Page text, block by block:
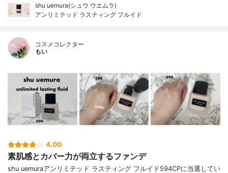
shu uemura(シュウ ウエムラ)
アンリミテッド ラスティング フルイド
コスメコレクター
もい
4.00
素肌感とカバー力が両立するファンデ
shu uemuraアンリミテッド ラスティング フルイド594CPに当選してい